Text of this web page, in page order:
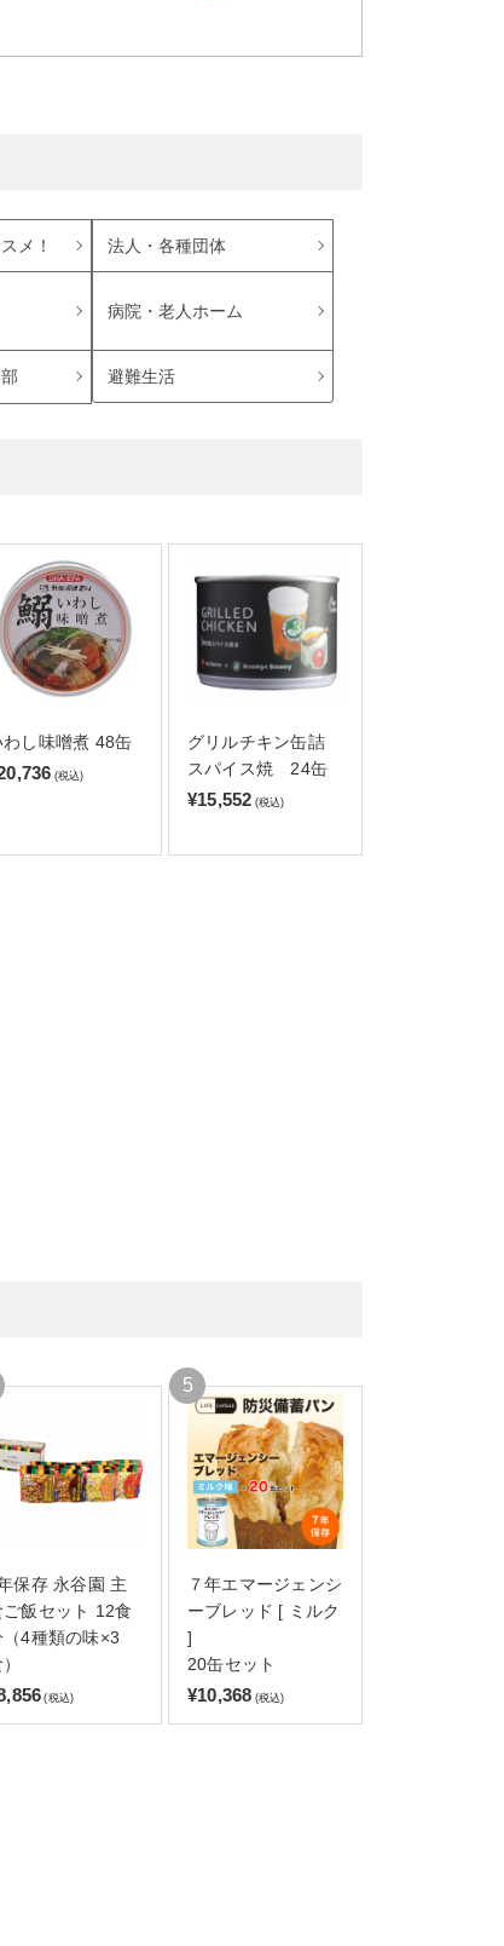
メ！ 法人・各種団体
病院・老人ホーム
避難生活
わし味噌煮 48缶
(税込)
グリルチキン缶詰
スパイス焼 24缶
¥15,552 (税込)
保存 永谷園 主
ご飯セット 12食
（4種類の味×3
(税込)
７年エマージェンシ
ーブレッド [ ミルク
]
20缶セット
¥10,368 (税込)